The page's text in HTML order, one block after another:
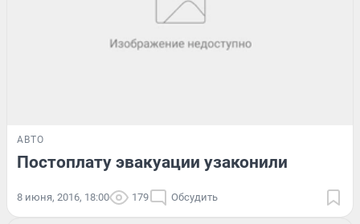
АВТО
Постоплату эвакуации узаконили
8 июня, 2016, 18:00 179 Обсудить